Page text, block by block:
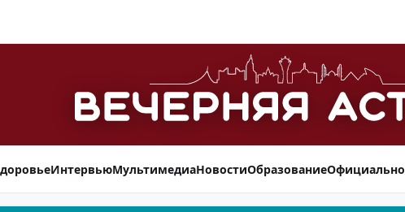
ИнтервьюМультимедиаНовостиОбразованиеОфициально